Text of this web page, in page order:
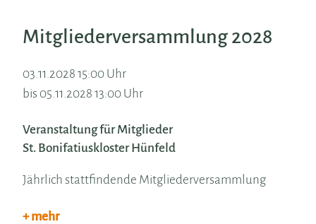
Mitgliederversammlung 2028
03.11.2028 15:00 Uhr
bis 05.11.2028 13:00 Uhr
Veranstaltung für Mitglieder
St. Bonifatiuskloster Hünfeld
Jährlich stattfindende Mitgliederversammlung
+ mehr